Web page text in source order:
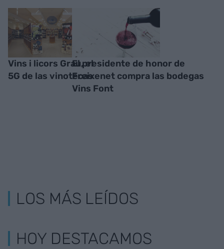
Vins i licors Grau, el
5G de las vinotecas
El presidente de honor de
Freixenet compra las bodegas
Vins Font
LOS MÁS LEÍDOS
HOY DESTACAMOS